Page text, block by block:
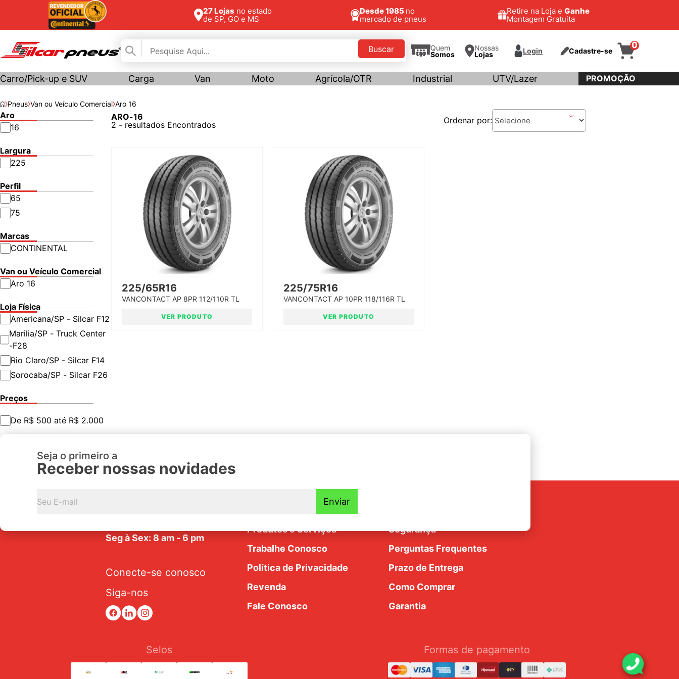
27 Lojas no estado
de SP, GO e MS
Desde 1985 no
mercado de pneus
Retire na Loja eGanhe
Montagem Gratuita
Buscar Quem
Somos
Nossas
Lojas Login Cadastre-se
0
Carro/Pick-up e SUV Carga Van Moto Agrícola/OTR Industrial UTV/Lazer PROMOÇÃO
Pneus Van ou Veículo Comercial Aro 16
Aro
16
Largura
225
Perfil
65
75
Marcas
CONTINENTAL
Van ou Veículo Comercial
Aro 16
Loja Física
Americana/SP - Silcar F12
Marilia/SP - Truck Center
-F28
Rio Claro/SP - Silcar F14
Sorocaba/SP - Silcar F26
Preços
De R$ 500 até R$ 2.000
ARO-16
2 - resultados Encontrados
Ordenar por:
225/65R16
VANCONTACT AP 8PR 112/110R TL
VER PRODUTO
225/75R16
VANCONTACT AP 10PR 118/116R TL
VER PRODUTO
Seja o primeiro a
Receber nossas novidades
Enviar
Seg à Sex: 8 am - 6 pm
Conecte-se conosco
Siga-nos
Produtos e Serviços
Trabalhe Conosco
Política de Privacidade
Revenda
Fale Conosco
Segurança
Perguntas Frequentes
Prazo de Entrega
Como Comprar
Garantia
Selos Formas de pagamento